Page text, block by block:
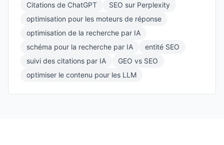
Citations de ChatGPT
SEO sur Perplexity
optimisation pour les moteurs de réponse
optimisation de la recherche par IA
schéma pour la recherche par IA
entité SEO
suivi des citations par IA
GEO vs SEO
optimiser le contenu pour les LLM